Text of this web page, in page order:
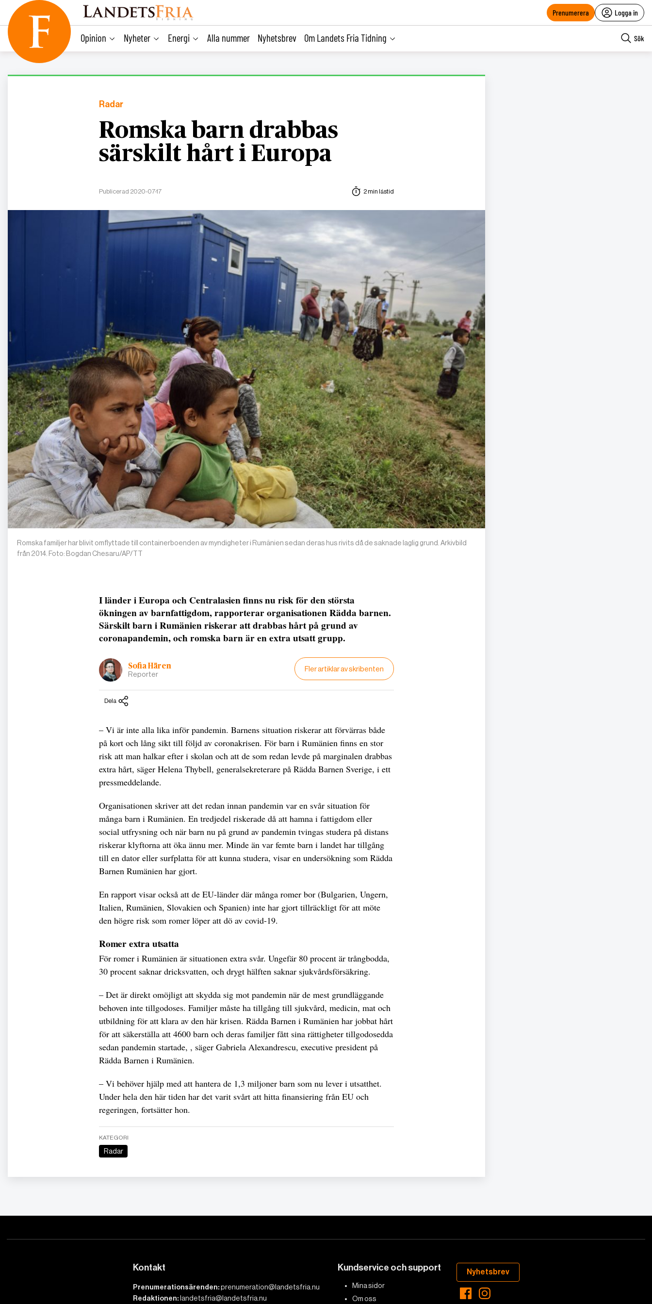
content
Prenumerera Logga in
Opinion Nyheter Energi Alla nummer Nyhetsbrev Om Landets Fria Tidning Sök
Radar
Romska barn drabbas
särskilt hårt i Europa
Publicerad 2020-07-17 2 min lästid
Romska familjer har blivit omflyttade till containerboenden av myndigheter i Rumänien sedan deras hus rivits då de saknade laglig grund. Arkivbild
från 2014. Foto: Bogdan Chesaru/AP/TT
I länder i Europa och Centralasien finns nu risk för den största
ökningen av barnfattigdom, rapporterar organisationen Rädda barnen.
Särskilt barn i Rumänien riskerar att drabbas hårt på grund av
coronapandemin, och romska barn är en extra utsatt grupp.
Sofia Hären
Reporter
Fler artiklar av skribenten
Dela
– Vi är inte alla lika inför pandemin. Barnens situation riskerar att förvärras både
på kort och lång sikt till följd av coronakrisen. För barn i Rumänien finns en stor
risk att man halkar efter i skolan och att de som redan levde på marginalen drabbas
extra hårt, säger Helena Thybell, generalsekreterare på Rädda Barnen Sverige, i ett
pressmeddelande.
Organisationen skriver att det redan innan pandemin var en svår situation för
många barn i Rumänien. En tredjedel riskerade då att hamna i fattigdom eller
social utfrysning och när barn nu på grund av pandemin tvingas studera på distans
riskerar klyftorna att öka ännu mer. Minde än var femte barn i landet har tillgång
till en dator eller surfplatta för att kunna studera, visar en undersökning som Rädda
Barnen Rumänien har gjort.
En rapport visar också att de EU-länder där många romer bor (Bulgarien, Ungern,
Italien, Rumänien, Slovakien och Spanien) inte har gjort tillräckligt för att möte
den högre risk som romer löper att dö av covid-19.
Romer extra utsatta
För romer i Rumänien är situationen extra svår. Ungefär 80 procent är trångbodda,
30 procent saknar dricksvatten, och drygt hälften saknar sjukvårdsförsäkring.
– Det är direkt omöjligt att skydda sig mot pandemin när de mest grundläggande
behoven inte tillgodoses. Familjer måste ha tillgång till sjukvård, medicin, mat och
utbildning för att klara av den här krisen. Rädda Barnen i Rumänien har jobbat hårt
för att säkerställa att 4600 barn och deras familjer fått sina rättigheter tillgodosedda
sedan pandemin startade, , säger Gabriela Alexandrescu, executive president på
Rädda Barnen i Rumänien.
– Vi behöver hjälp med att hantera de 1,3 miljoner barn som nu lever i utsatthet.
Under hela den här tiden har det varit svårt att hitta finansiering från EU och
regeringen, fortsätter hon.
KATEGORI
Radar
Kontakt
Prenumerationsärenden:prenumeration@landetsfria.nu
Redaktionen: landetsfria@landetsfria.nu
Kundservice och support
Mina sidor
Om oss
Nyhetsbrev